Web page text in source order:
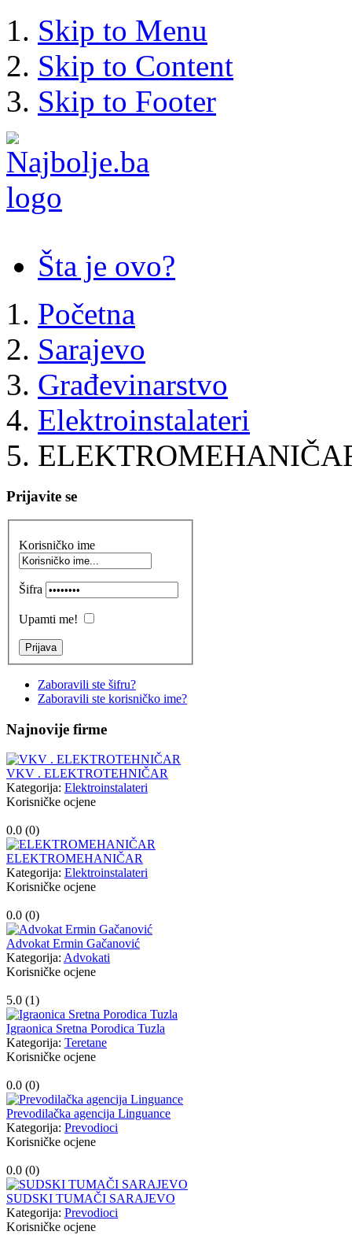
Skip to Menu
Skip to Content
Skip to Footer
Šta je ovo?
Početna
Sarajevo
Građevinarstvo
Elektroinstalateri
Prijavite se
Korisničko ime
Šifra
Upamti me!
Zaboravili ste šifru?
Zaboravili ste korisničko ime?
Najnovije firme
VKV . ELEKTROTEHNIČAR
Kategorija: Elektroinstalateri
Korisničke ocjene
0.0 (0)
ELEKTROMEHANIČAR
Kategorija: Elektroinstalateri
Korisničke ocjene
0.0 (0)
Advokat Ermin Gačanović
Kategorija: Advokati
Korisničke ocjene
5.0 (1)
Igraonica Sretna Porodica Tuzla
Kategorija: Teretane
Korisničke ocjene
0.0 (0)
Prevodilačka agencija Linguance
Kategorija: Prevodioci
Korisničke ocjene
0.0 (0)
SUDSKI TUMAČI SARAJEVO
Kategorija: Prevodioci
Korisničke ocjene